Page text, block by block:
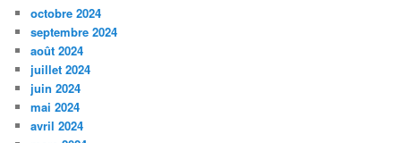
octobre 2024
septembre 2024
août 2024
juillet 2024
juin 2024
mai 2024
avril 2024